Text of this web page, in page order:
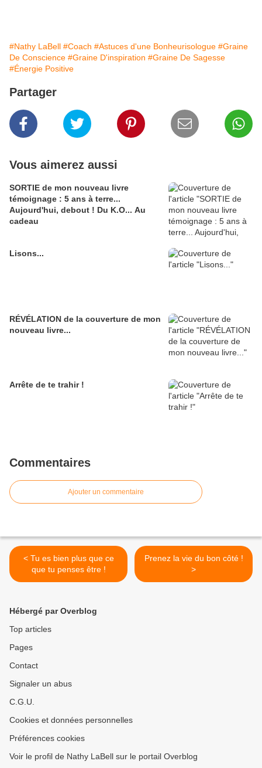
#Nathy LaBell #Coach #Astuces d'une Bonheurisologue #Graine
De Conscience #Graine D'inspiration #Graine De Sagesse
#Énergie Positive
Partager
Vous aimerez aussi
SORTIE de mon nouveau livre
témoignage : 5 ans à terre...
Aujourd'hui, debout ! Du K.O... Au
cadeau
Lisons...
RÉVÉLATION de la couverture de mon
nouveau livre...
Arrête de te trahir !
Commentaires
Ajouter un commentaire
< Tu es bien plus que ce
que tu penses être !
Prenez la vie du bon côté !
>
Hébergé par Overblog
Top articles
Pages
Contact
Signaler un abus
C.G.U.
Cookies et données personnelles
Préférences cookies
Voir le profil de Nathy LaBell sur le portail Overblog